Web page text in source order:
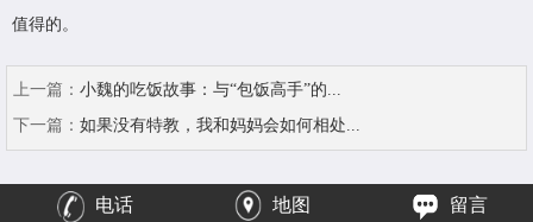
值得的。
上一篇： 小魏的吃饭故事：与“包饭高手”的...
下一篇： 如果没有特教，我和妈妈会如何相处...
电话 地图 留言